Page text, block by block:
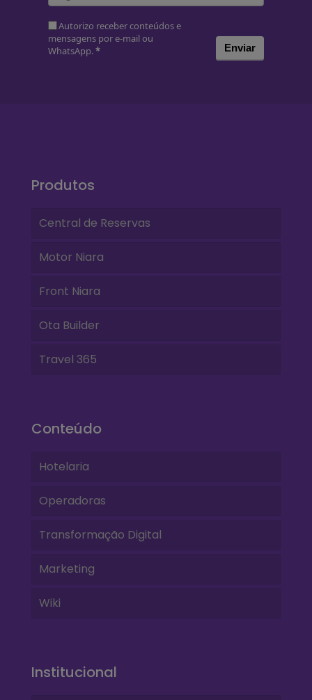
Autorizo receber conteúdos e
mensagens por e-mail ou
WhatsApp.* Enviar
Produtos
Central de Reservas
Motor Niara
Front Niara
Ota Builder
Travel 365
Conteúdo
Hotelaria
Operadoras
Transformação Digital
Marketing
Wiki
Institucional